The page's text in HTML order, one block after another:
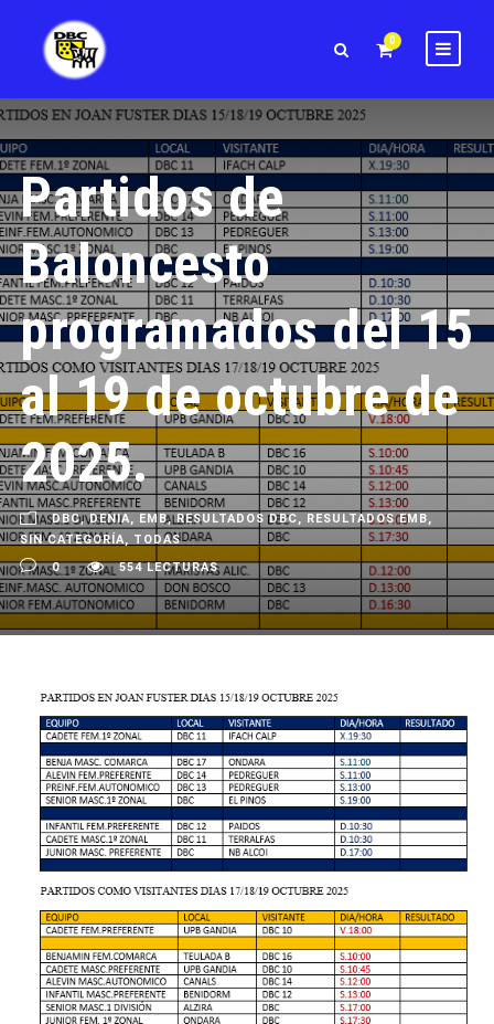
0
Partidos de
Baloncesto
programados del 15
al 19 de octubre de
2025.
DBC, DENIA, EMB, RESULTADOS DBC, RESULTADOS EMB,
SIN CATEGORÍA, TODAS
0
554 LECTURAS